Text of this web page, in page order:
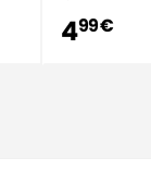
499 €